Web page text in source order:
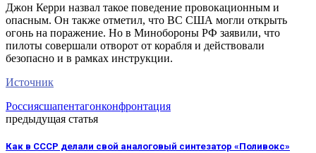
Джон Керри назвал такое поведение провокационным и
опасным. Он также отметил, что ВС США могли открыть
огонь на поражение. Но в Минобороны РФ заявили, что
пилоты совершали отворот от корабля и действовали
безопасно и в рамках инструкции.
Источник
Россиясшапентагонконфронтация
предыдущая статья
Как в СССР делали свой аналоговый синтезатор «Поливокс»